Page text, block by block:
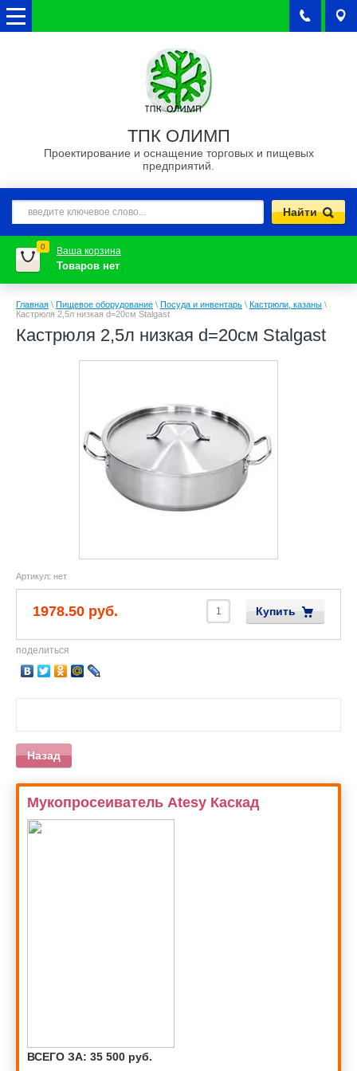
ТПК ОЛИМП
Проектирование и оснащение торговых и пищевых
предприятий.
0 Ваша корзина
Товаров нет
Мукопросеиватель Atesy Каскад
ВСЕГО ЗА: 35 500 руб.
Главная \ Пищевое оборудование \ Посуда и инвентарь \ Кастрюли, казаны \
Кастрюля 2,5л низкая d=20см Stalgast
Кастрюля 2,5л низкая d=20см Stalgast
Артикул: нет
1978.50 руб. Купить
поделиться
Назад